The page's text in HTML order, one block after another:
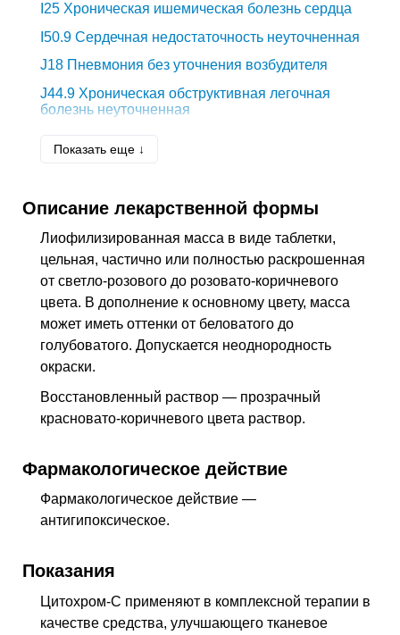
I25 Хроническая ишемическая болезнь сердца
I50.9 Сердечная недостаточность неуточненная
J18 Пневмония без уточнения возбудителя
J44.9 Хроническая обструктивная легочная
болезнь неуточненная
недостаточность
P21.9Неуточненная асфиксия при рождении
R06Анормальное дыхание
Травма неуточненная
T40Отравление наркотиками и
психодислептиками [галлюциногенами]
T42.7Отравление противосудорожными,
неуточненными
T51Токсическое действие алкоголя
другими газами и парообразными веществами
Z100*КЛАСС XXII Хирургическая практика
Показать еще ↓
Описание лекарственной формы
Лиофилизированная масса в виде таблетки,
цельная, частично или полностью раскрошенная
от светло-розового до розовато-коричневого
цвета. В дополнение к основному цвету, масса
может иметь оттенки от беловатого до
голубоватого. Допускается неоднородность
окраски.
Восстановленный раствор — прозрачный
красновато-коричневого цвета раствор.
Фармакологическое действие
Фармакологическое действие —
антигипоксическое.
Показания
Цитохром-С применяют в комплексной терапии в
качестве средства, улучшающего тканевое